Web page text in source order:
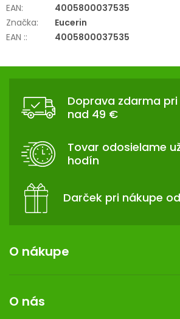
EAN:
4005800037535
Značka:
Eucerin
EAN :: 4005800037535
Z
Doprava zdarma
nad 49 €
Tovar odosielame
hodín
Darček pri nákupe
O nákupe
Reklamácia a vrátenie tovaru
O nás